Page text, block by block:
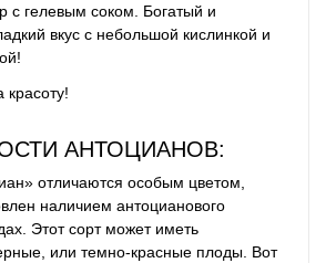
с гелевым соком. Богатый и
вкус с небольшой кислинкой и
АНТОЦИАНОВ:
отличаются особым цветом,
наличием антоцианового
Этот сорт может иметь
или темно-красные плоды. Вот